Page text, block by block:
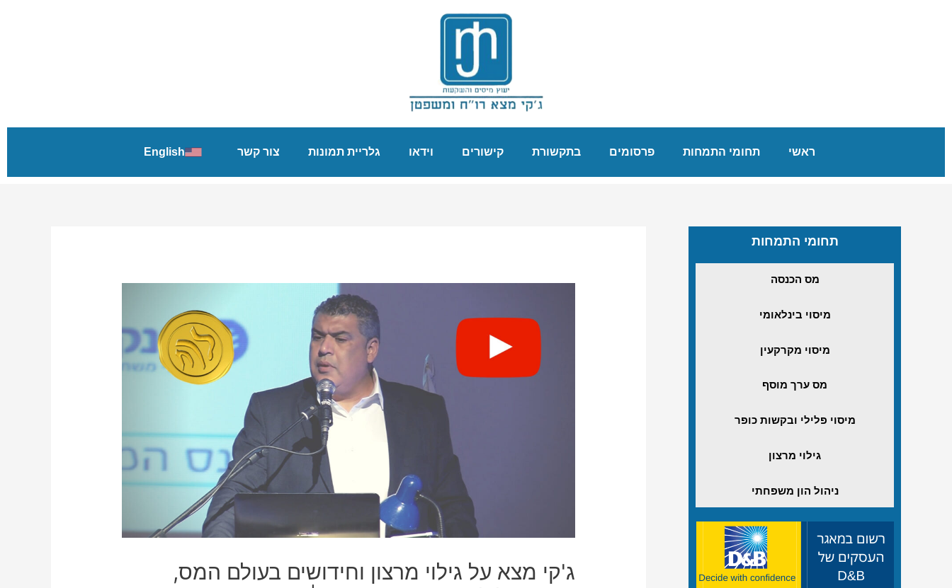
ראשי תחומי התמחות פרסומים בתקשורת קישורים וידאו גלריית תמונות צור קשר English
תחומי התמחות
מס הכנסה
מיסוי בינלאומי
מיסוי מקרקעין
מס ערך מוסף
מיסוי פלילי ובקשות כופר
גילוי מרצון
ניהול הון משפחתי
ג'קי מצא על גילוי מרצון וחידושים בעולם המס,